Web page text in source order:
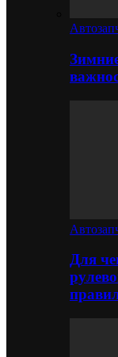
Для